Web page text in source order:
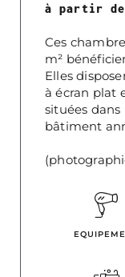
à partir
Ces
m²
Elles
à écran plat
situées
bâtiment